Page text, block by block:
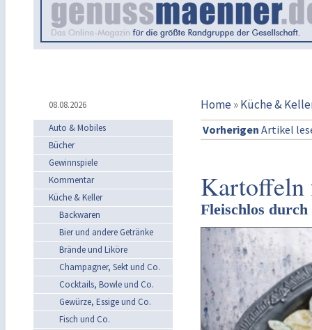
08.08.2026 Home»Küche &
Auto & Mobiles
Bücher
Gewinnspiele
Kommentar
Küche & Keller
Backwaren
Bier und andere Getränke
Brände und Liköre
Champagner, Sekt und Co.
Cocktails, Bowle und Co.
Gewürze, Essige und Co.
Fisch und Co.
Vorherigen Artikel
Fleischlos